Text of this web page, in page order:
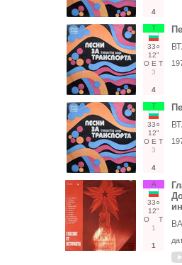
4
Т
33○
12"
О Е Т
3
4
Т
33○
12"
О Е Т
3
4
А
33○
12"
О
Т
1
1